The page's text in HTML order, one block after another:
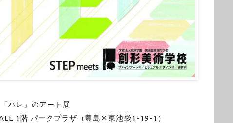
ハレ」のアート展
1階 パークプラザ（豊島区東池袋1-19-1）